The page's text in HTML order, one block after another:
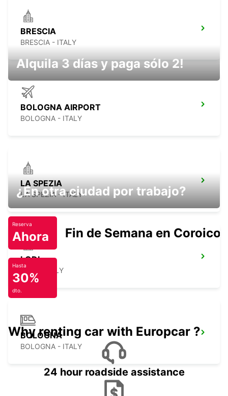
BRESCIA
BRESCIA - ITALY
BOLOGNA AIRPORT
BOLOGNA - ITALY
LA SPEZIA
LA SPEZIA - ITALY
LODI
LODI - ITALY
BOLOGNA
BOLOGNA - ITALY
Alquila 3 días y paga sólo 2!
¿En otra ciudad por trabajo?
Reserva
Ahora Fin de Semana en Coroico.
Hasta
30%
dto.
Why renting car with Europcar ?
24 hour roadside assistance